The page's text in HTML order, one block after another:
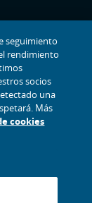
seguimiento
rendimiento
socios
una
Más
cookies